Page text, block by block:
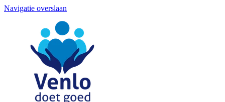
Navigatie overslaan